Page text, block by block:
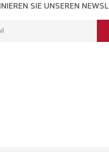
SIE UNSEREN